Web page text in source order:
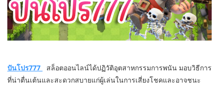
ปันโปร777
สล็อตออนไลน์ได้ปฏิวัติอุตสาหกรรมการพนัน มอบวิธีการ
ที่น่าตื่นเต้นและสะดวกสบายแก่ผู้เล่นในการเสี่ยงโชคและอาจชนะ